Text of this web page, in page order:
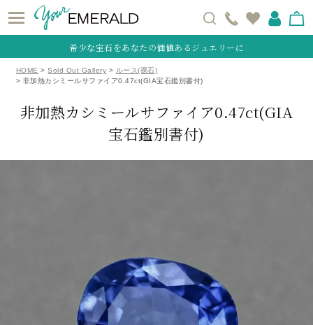
希少な宝石をあなたの価値あるジュエリーに
HOME Sold Out Gallery
ルース(裸石)
非加熱カシミールサファイア0.47ct(GIA宝石鑑別書付)
非加熱カシミールサファイア0.47ct(GIA
宝石鑑別書付)